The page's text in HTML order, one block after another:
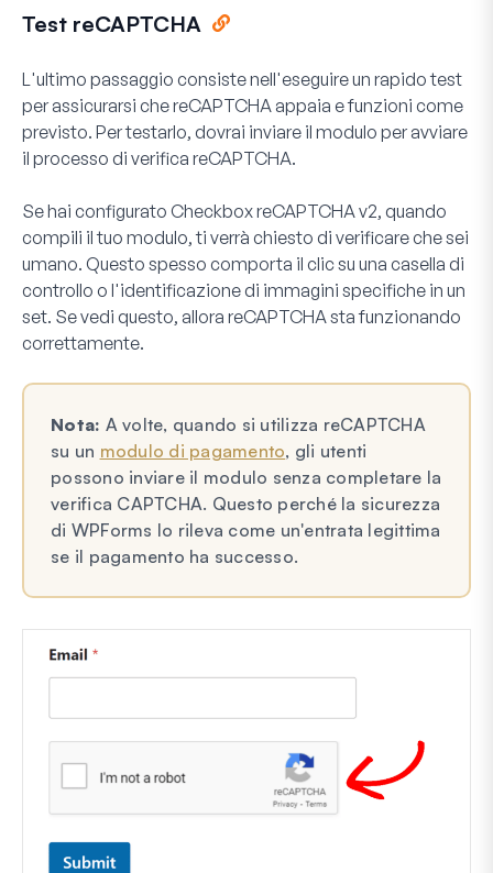
Test reCAPTCHA
L'ultimo passaggio consiste nell'eseguire un rapido test
per assicurarsi che reCAPTCHA appaia e funzioni come
previsto. Per testarlo, dovrai inviare il modulo per avviare
il processo di verifica reCAPTCHA.
Se hai configurato Checkbox reCAPTCHA v2, quando
compili il tuo modulo, ti verrà chiesto di verificare che sei
umano. Questo spesso comporta il clic su una casella di
controllo o l'identificazione di immagini specifiche in un
set. Se vedi questo, allora reCAPTCHA sta funzionando
correttamente.
Nota: A volte, quando si utilizza reCAPTCHA
su un modulo di pagamento, gli utenti
possono inviare il modulo senza completare la
verifica CAPTCHA. Questo perché la sicurezza
di WPForms lo rileva come un'entrata legittima
se il pagamento ha successo.